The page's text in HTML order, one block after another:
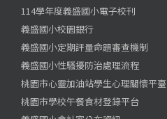
114學年度義盛國小電子校刊
義盛國小校園銀行
義盛國小定期評量命題審查機制
義盛國小性騷擾防治處理流程
桃園市心靈加油站學生心理關懷平臺
桃園市學校午餐食材登錄平台